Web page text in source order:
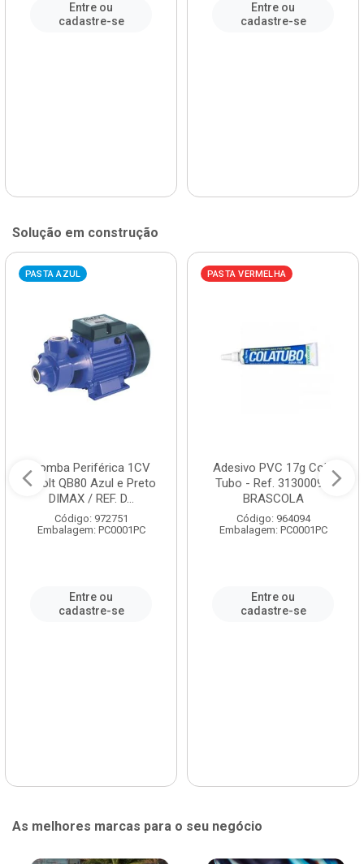
Entre ou
cadastre-se
Entre ou
cadastre-se
Solução em construção
PASTA AZUL
Bomba Periférica 1CV
Bivolt QB80 Azul e Preto
DIMAX / REF. D...
Código: 972751
Embalagem: PC0001PC
Entre ou
cadastre-se
PASTA VERMELHA
Adesivo PVC 17g Cola
Tubo - Ref. 3130009 -
BRASCOLA
Código: 964094
Embalagem: PC0001PC
Entre ou
cadastre-se
As melhores marcas para o seu negócio